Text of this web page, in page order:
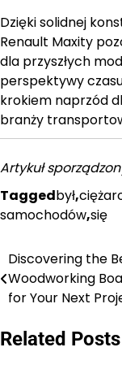
Dzięki solidnej
Renault Maxity
dla przyszłych
perspektywy
krokiem naprzód
branży
Artykuł
Taggedbył,
samochodów,się
Nawigacja
wpisu
Discovering the
Woodworking
for Your Next
Related Posts